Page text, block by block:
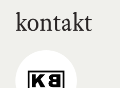
kontakt
Kunstraum-
Braugasse-